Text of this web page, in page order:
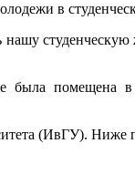
в
помещена в
(ИвГУ). Ниже